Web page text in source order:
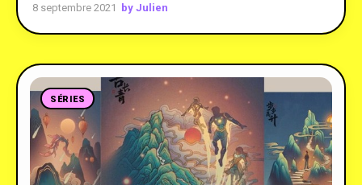
8 septembre 2021 by Julien
SÉRIES